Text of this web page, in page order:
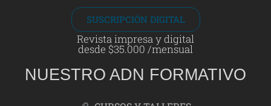
SUSCRIPCIÓN DIGITAL
Revista impresa y digital
desde $35.000 /mensual
NUESTRO ADN FORMATIVO